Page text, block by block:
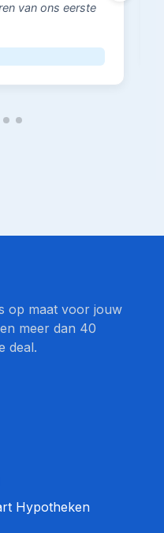
van ons eerste
op maat voor jouw
meer dan 40
deal.
Hypotheken